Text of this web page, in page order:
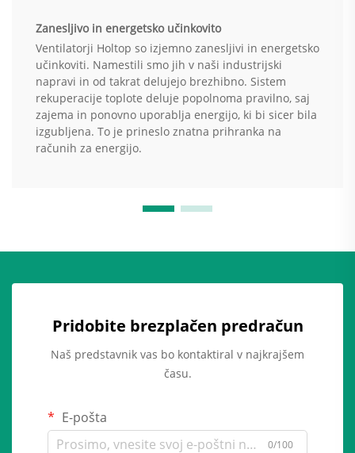
Zanesljivo in energetsko učinkovito
Ventilatorji Holtop so izjemno zanesljivi in energetsko
učinkoviti. Namestili smo jih v naši industrijski
napravi in od takrat delujejo brezhibno. Sistem
rekuperacije toplote deluje popolnoma pravilno, saj
zajema in ponovno uporablja energijo, ki bi sicer bila
izgubljena. To je prineslo znatna prihranka na
računih za energijo.
Pridobite brezplačen predračun
Naš predstavnik vas bo kontaktiral v najkrajšem
času.
E-pošta
0/100